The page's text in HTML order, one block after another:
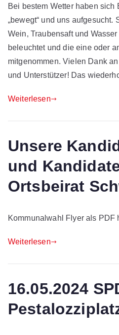
Bei bestem Wetter haben sich
„bewegt“ und uns aufgesucht.
Wein, Traubensaft und
beleuchtet und die eine oder
mitgenommen. Vielen Dank
und Unterstützer! Das
Weiterlesen
Unsere
und
Ortsbeirat
Kommunalwahl Flyer als PDF
Weiterlesen
16.05.2024